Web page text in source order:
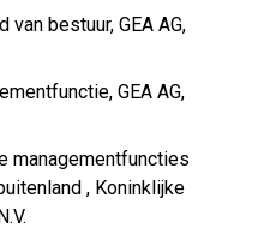
van bestuur, GEA AG,
GEA AG,
managementfuncties
, Koninklijke